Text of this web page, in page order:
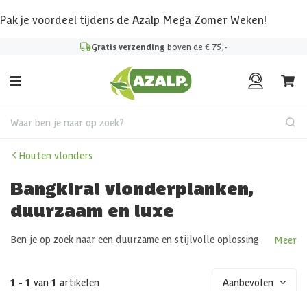
Pak je voordeel tijdens de Azalp Mega Zomer Weken!
Gratis verzending boven de € 75,-
Waar ben je naar op zoek?
Houten vlonders
Bangkirai vlonderplanken,
duurzaam en luxe
Ben je op zoek naar een duurzame en stijlvolle oplossing
Vlonder Bangkirai, is niet alleen prachtig om te zien, maar
Meer
1 - 1 van 1 artikelen Aanbevolen